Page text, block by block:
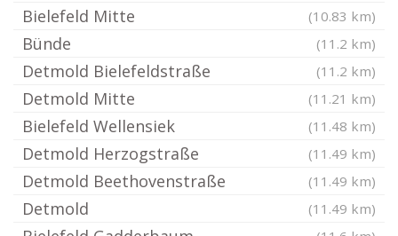
Bielefeld Mitte (10.83 km)
Bünde (11.2 km)
Detmold Bielefeldstraße (11.2 km)
Detmold Mitte (11.21 km)
Bielefeld Wellensiek (11.48 km)
Detmold Herzogstraße (11.49 km)
Detmold Beethovenstraße (11.49 km)
Detmold (11.49 km)